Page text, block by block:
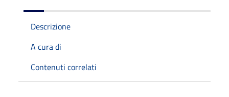
Descrizione
A cura di
Contenuti correlati